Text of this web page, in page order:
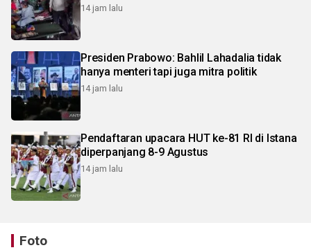
14 jam lalu
Presiden Prabowo: Bahlil Lahadalia tidak
hanya menteri tapi juga mitra politik
14 jam lalu
Pendaftaran upacara HUT ke-81 RI di Istana
diperpanjang 8-9 Agustus
14 jam lalu
Foto